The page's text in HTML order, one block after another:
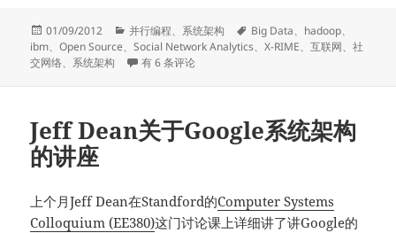
发
布
于
01/09/2012
分
类
并行编程、 系统架构
标
签
Big Data、 hadoop、
ibm、Open Source、Social Network Analytics、X-RIME、互联网、社
交网络、 系统架构 X-RIME: 基于Hadoop的开源大规模社交网络分析工具
有 6 条评论
Jeff Dean关于Google系统架构
的讲座
上个月Jeff Dean在Standford的Computer Systems
Colloquium (EE380)这门讨论课上详细讲了讲Google的